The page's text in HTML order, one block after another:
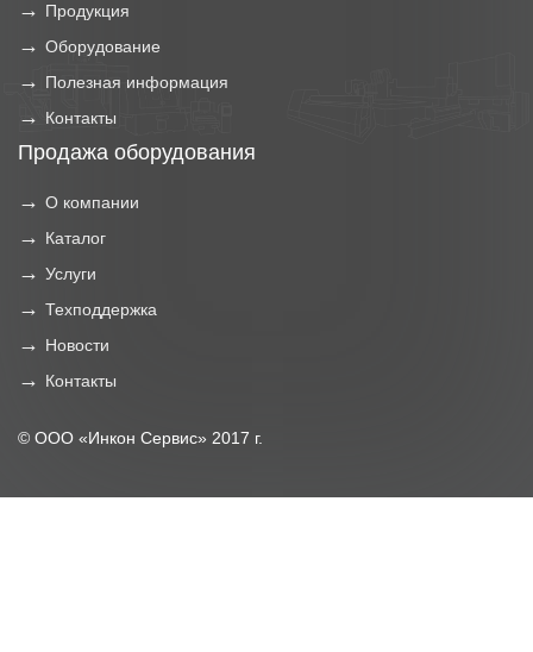
Продукция
Оборудование
Полезная информация
Контакты
Продажа оборудования
О компании
Каталог
Услуги
Техподдержка
Новости
Контакты
© ООО «Инкон Сервис» 2017 г.